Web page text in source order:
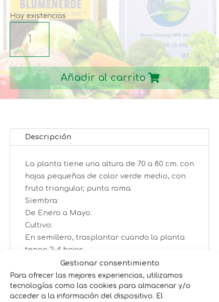
Gestionar consentimiento
Para ofrecer las mejores experiencias, utilizamos
tecnologías como las cookies para almacenar y/o
acceder a la información del dispositivo. El
Hay existencias
SEMILLAS
PIMIENTO
DE
PADRÓN
cantidad
Añadir al carrito
Descripción
La planta tiene una altura de 70 a 80 cm. con
hojas pequeñas de color verde medio, con
fruto triangular, punta roma.
Siembra:
De Enero a Mayo.
Cultivo:
En semillero, trasplantar cuando la planta
tenga 3-4 hojas.
A partir de 5 o 6 meses.